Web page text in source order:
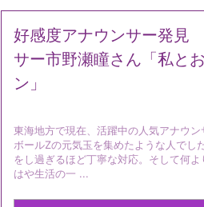
好感度アナウンサー発見
サー市野瀬瞳さん「私と
ン」
東海地方で現在、活躍中の人気アナウ
ボールZの元気玉を集めたような人でし
をし過ぎるほど丁寧な対応。そして何
はや生活の一 ...